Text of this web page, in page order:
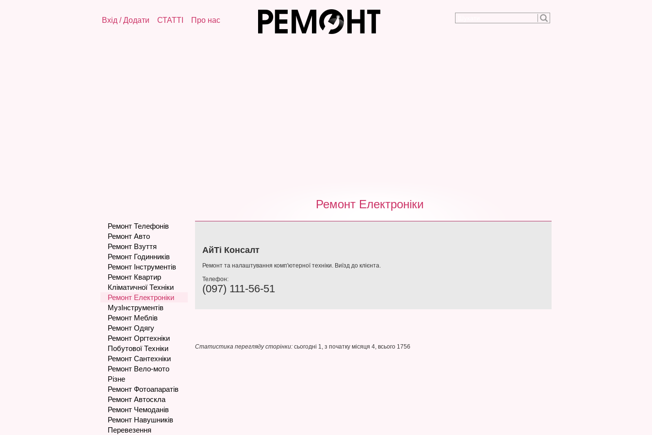
Вхід /Додати СТАТТІ Про нас
Ремонт Електроніки
Ремонт Телефонів
Ремонт Авто
Ремонт Взуття
Ремонт Годинників
Ремонт Інструментів
Ремонт Квартир
Кліматичної Техніки
Ремонт Електроніки
МузІнструментів
Ремонт Меблів
Ремонт Одягу
Ремонт Оргтехніки
Побутової Техніки
Ремонт Сантехніки
Ремонт Вело-мото
Різне
Ремонт Фотоапаратів
Ремонт Автоскла
Ремонт Чемоданів
Ремонт Навушників
Перевезення
АйТі Консалт
Ремонт та налаштування комп'ютерної техніки. Виїзд до клієнта.
Телефон:
(097) 111-56-51
Статистика перегляду сторінки: сьогодні 1, з початку місяця 4, всього 1756